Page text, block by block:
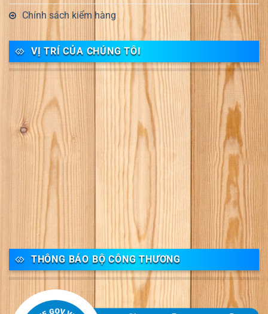
Chính sách kiểm hàng
VỊ TRÍ CỦA CHÚNG TÔI
THÔNG BÁO BỘ CÔNG THƯƠNG